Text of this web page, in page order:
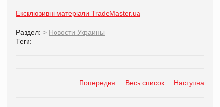
Ексклюзивні матеріали TradeMaster.ua
Раздел: > Новости Украины
Теги:
Попередня Весь список Наступна